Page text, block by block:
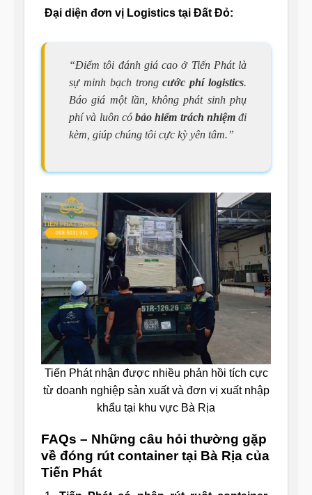
Đại diện đơn vị Logistics tại Đất Đỏ:
“Điểm tôi đánh giá cao ở Tiến Phát là
sự minh bạch trongcước phí logistics.
Báo giá một lần, không phát sinh phụ
phí và luôn có bảo hiểm trách nhiệmđi
kèm, giúp chúng tôi cực kỳ yên tâm.”
Tiến Phát nhận được nhiều phản hồi tích cực
từ doanh nghiệp sản xuất và đơn vị xuất nhập
khẩu tại khu vực Bà Rịa
FAQs – Những câu hỏi thường gặp
về đóng rút container tại Bà Rịa của
Tiến Phát